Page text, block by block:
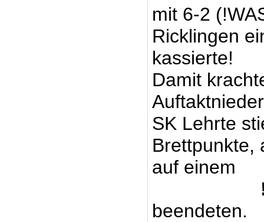
mit 6-2
Ricklingen
kassierte!
Damit
SK Lehrte
Brettpunkte,
auf einem
beendeten.